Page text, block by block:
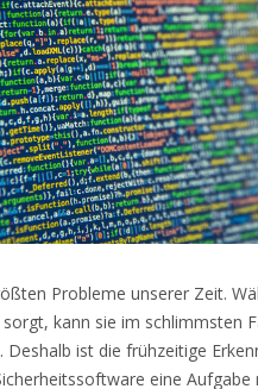
Probleme unserer Zeit.
kann sie im schlimmsten
Deshalb ist die frühzeitige
eine